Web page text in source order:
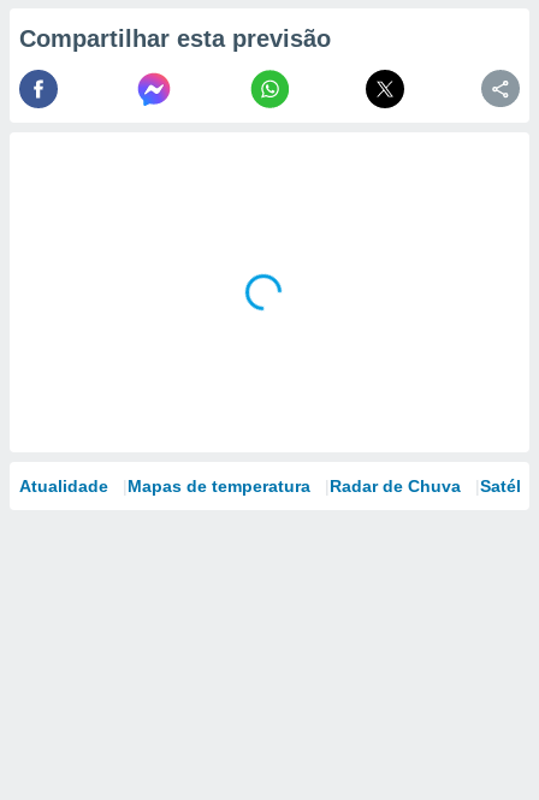
Compartilhar esta previsão
Atualidade Mapas de temperatura Radar de Chuva